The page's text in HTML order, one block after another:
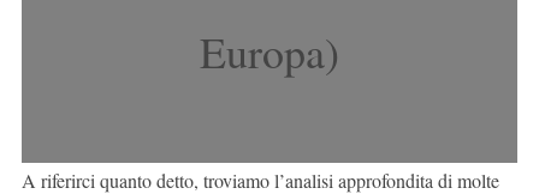
Europa)
A riferirci quanto detto, troviamo l’analisi approfondita di molte